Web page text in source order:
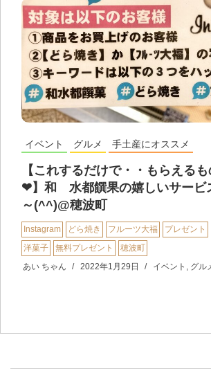
イベント グルメ 手土産にオススメ
【これするだけで・・もらえる
❤︎】和 水都饌果の嬉しいサービ
～(^^)@穂波町
Instagram どら焼き フルーツ大福 プレゼント
洋菓子
無料プレゼント
穂波町
あい ちゃん
2022年1月29日 イベント グル